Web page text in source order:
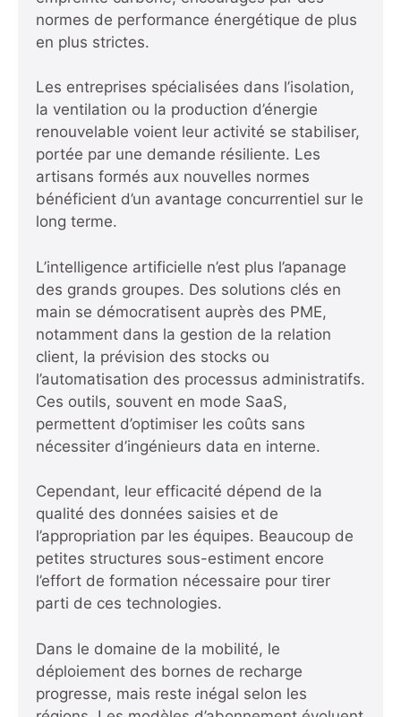
normes de performance énergétique de plus
en plus strictes.
Les entreprises spécialisées dans l’isolation,
la ventilation ou la production d’énergie
renouvelable voient leur activité se stabiliser,
portée par une demande résiliente. Les
artisans formés aux nouvelles normes
bénéficient d’un avantage concurrentiel sur le
long terme.
L’intelligence artificielle n’est plus l’apanage
des grands groupes. Des solutions clés en
main se démocratisent auprès des PME,
notamment dans la gestion de la relation
client, la prévision des stocks ou
l’automatisation des processus administratifs.
Ces outils, souvent en mode SaaS,
permettent d’optimiser les coûts sans
nécessiter d’ingénieurs data en interne.
Cependant, leur efficacité dépend de la
qualité des données saisies et de
l’appropriation par les équipes. Beaucoup de
petites structures sous-estiment encore
l’effort de formation nécessaire pour tirer
parti de ces technologies.
Dans le domaine de la mobilité, le
déploiement des bornes de recharge
progresse, mais reste inégal selon les